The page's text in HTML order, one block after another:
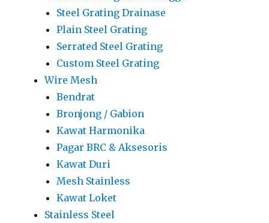
Steel Grating Drainase
Plain Steel Grating
Serrated Steel Grating
Custom Steel Grating
Wire Mesh
Bendrat
Bronjong / Gabion
Kawat Harmonika
Pagar BRC & Aksesoris
Kawat Duri
Mesh Stainless
Kawat Loket
Stainless Steel